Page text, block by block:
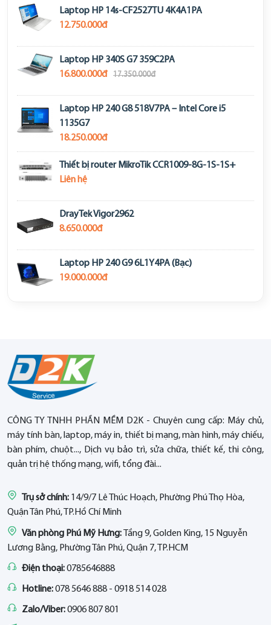
Laptop HP 14s-CF2527TU 4K4A1PA
12.750.000đ
Laptop HP 340S G7 359C2PA
16.800.000đ
17.350.000đ
Laptop HP 240 G8 518V7PA – Intel Core i5
1135G7
18.250.000đ
Thiết bị router MikroTik CCR1009-8G-1S-1S+
Liên hệ
DrayTek Vigor2962
8.650.000đ
Laptop HP 240 G9 6L1Y4PA (Bạc)
19.000.000đ
CÔNG TY TNHH PHẦN MỀM D2K - Chuyên cung cấp: Máy chủ,
máy tính bàn, laptop, máy in, thiết bị mạng, màn hình, máy chiếu,
bàn phím, chuột..., Dịch vụ bảo trì, sửa chữa, thiết kế, thi công,
quản trị hệ thống mạng, wifi, tổng đài...
Trụ sở chính: 14/9/7 Lê Thúc Hoạch, Phường Phú Thọ Hòa,
Quận Tân Phú, TP.Hồ Chí Minh
Văn phòng Phú Mỹ Hưng:Tầng 9, Golden King, 15 Nguyễn
Lương Bằng, Phường Tân Phú, Quận 7, TP.HCM
Điện thoại:0785646888
Hotline:078 5646 888 - 0918 514 028
Zalo/Viber:0906 807 801